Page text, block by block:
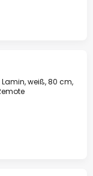
Lamin, weiß, 80 cm,